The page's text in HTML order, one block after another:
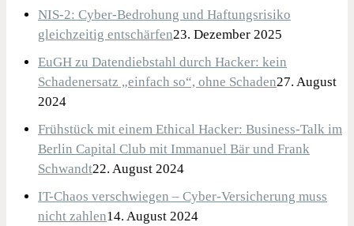
NIS-2: Cyber-Bedrohung und Haftungsrisiko
gleichzeitig entschärfen23. Dezember 2025
EuGH zu Datendiebstahl durch Hacker: kein
Schadenersatz „einfach so“, ohne Schaden27. August
2024
Frühstück mit einem Ethical Hacker: Business-Talk im
Berlin Capital Club mit Immanuel Bär und Frank
Schwandt22. August 2024
IT-Chaos verschwiegen – Cyber-Versicherung muss
nicht zahlen14. August 2024